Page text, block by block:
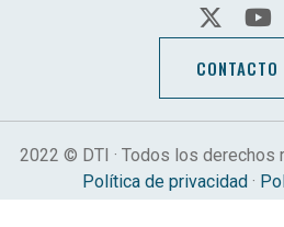
CONTACTO
2022 © DTI · Todos los derechos
Política de privacidad·